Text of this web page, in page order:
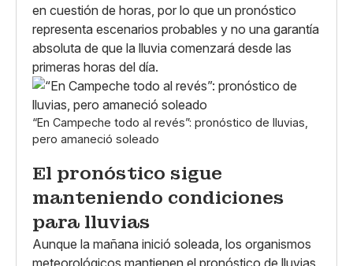
en cuestión de horas, por lo que un pronóstico
representa escenarios probables y no una garantía
absoluta de que la lluvia comenzará desde las
primeras horas del día.
“En Campeche todo al revés”: pronóstico de lluvias,
pero amaneció soleado
El pronóstico sigue
manteniendo condiciones
para lluvias
Aunque la mañana inició soleada, los organismos
meteorológicos mantienen el pronóstico de lluvias